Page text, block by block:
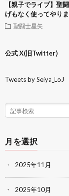
【親子でライブ】聖
げもなく使ってやり
聖闘士星矢
公式 X(旧Twitter)
Tweets by Seiya_LoJ
月を選択
2025年11月
2025年10月